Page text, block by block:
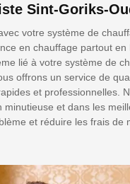
Sint-Goriks-
votre système de
en chauffage partout
lié à votre système de
offrons un service de
et professionnelles.
minutieuse et dans les
et réduire les frais de